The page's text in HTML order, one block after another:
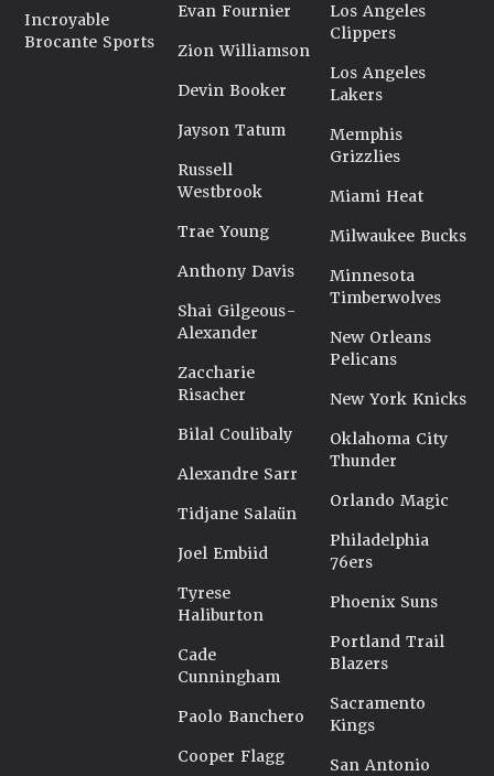
Incroyable
Brocante Sports
Evan Fournier
Zion Williamson
Devin Booker
Jayson Tatum
Russell
Westbrook
Trae Young
Anthony Davis
Shai Gilgeous-
Alexander
Zaccharie
Risacher
Bilal Coulibaly
Alexandre Sarr
Tidjane Salaün
Joel Embiid
Tyrese
Haliburton
Cade
Cunningham
Paolo Banchero
Cooper Flagg
Los Angeles
Clippers
Los Angeles
Lakers
Memphis
Grizzlies
Miami Heat
Milwaukee Bucks
Minnesota
Timberwolves
New Orleans
Pelicans
New York Knicks
Oklahoma City
Thunder
Orlando Magic
Philadelphia
76ers
Phoenix Suns
Portland Trail
Blazers
Sacramento
Kings
San Antonio